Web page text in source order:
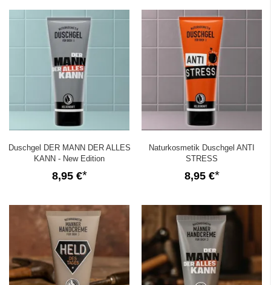
Duschgel DER MANN DER ALLES
KANN - New Edition
8,95 €
Naturkosmetik Duschgel ANTI
STRESS
8,95 €